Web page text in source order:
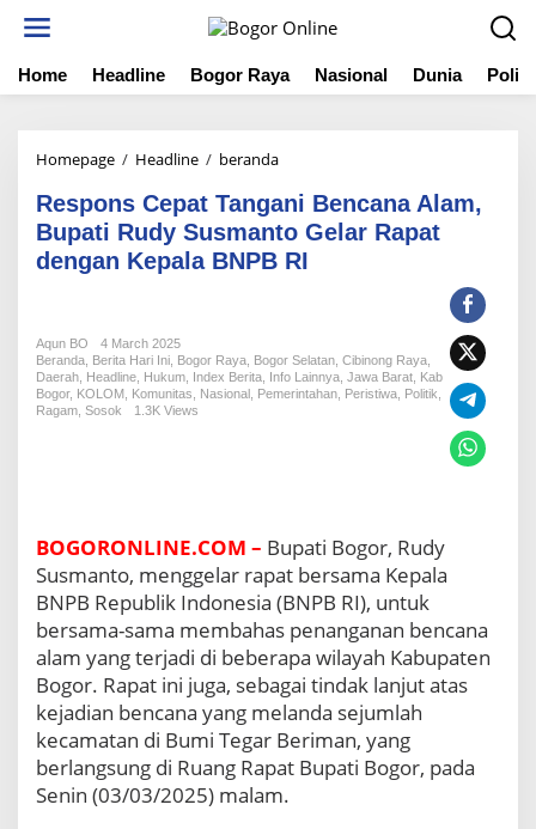
t
Home Headline Bogor Raya Nasional Dunia
Homepage / Headline / beranda
s
p
o
n
p
a
n
i
B
e
n
c
a
n
a
A
l
a
Respons Cepat Tangani Bencana Alam,
Bupati Rudy Susmanto Gelar Rapat
dengan Kepala BNPB RI
Aqun BO
4 March 2025
Beranda Berita Hari Ini Bogor Raya Bogor Selatan Cibinong Raya
Daerah Headline Hukum Index Berita Info Lainnya Jawa Barat Kab
Bogor, KOLOM Komunitas Nasional Pemerintahan Peristiwa Politik
Ragam Sosok 1.3K Views
BOGORONLINE.COM – Bupati Bogor, Rudy
Susmanto, menggelar rapat bersama Kepala
BNPB Republik Indonesia (BNPB RI), untuk
bersama-sama membahas penanganan bencana
alam yang terjadi di beberapa wilayah Kabupaten
Bogor. Rapat ini juga, sebagai tindak lanjut atas
kejadian bencana yang melanda sejumlah
kecamatan di Bumi Tegar Beriman, yang
berlangsung di Ruang Rapat Bupati Bogor, pada
Senin (03/03/2025) malam.